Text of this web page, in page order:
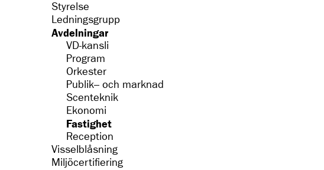
Styrelse
Ledningsgrupp
Avdelningar
VD-kansli
Program
Orkester
Publik– och marknad
Scenteknik
Ekonomi
Fastighet
Reception
Visselblåsning
Miljöcertifiering